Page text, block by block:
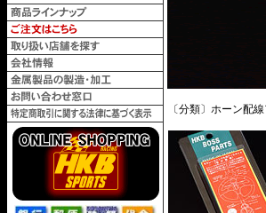
〔分類〕ホーン配